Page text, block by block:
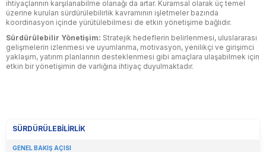
ihtiyaçlarının karşılanabilme olanağı da artar. Kuramsal olarak üç temel
üzerine kurulan sürdürülebilirlik kavramının işletmeler bazında
koordinasyon içinde yürütülebilmesi de etkin yönetişime bağlıdır.
Sürdürülebilir Yönetişim: Stratejik hedeflerin belirlenmesi, uluslararası
gelişmelerin izlenmesi ve uyumlanma, motivasyon, yenilikçi ve girişimci
yaklaşım, yatırım planlarının desteklenmesi gibi amaçlara ulaşabilmek için
etkin bir yönetişimin de varlığına ihtiyaç duyulmaktadır.
SÜRDÜRÜLEBILIRLIK
GENEL BAKIŞ AÇISI